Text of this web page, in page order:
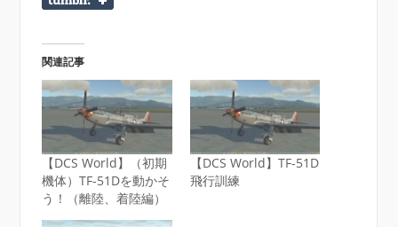
関連記事
【DCS World】（初期
機体）TF-51Dを動かそ
う！（離陸、着陸編）
【DCS World】TF-51D
飛行訓練